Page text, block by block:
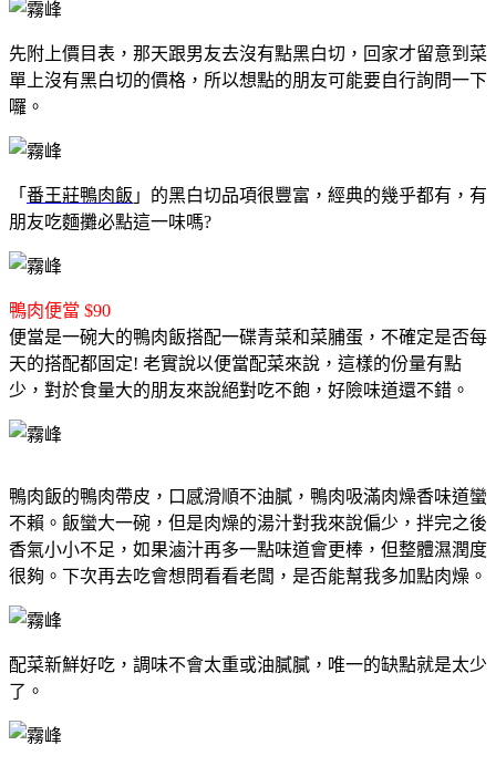
先附上價目表，那天跟男友去沒有點黑白切，回家才留意到菜
單上沒有黑白切的價格，所以想點的朋友可能要自行詢問一下
囉。
「 番王莊鴨肉飯 」的黑白切品項很豐富，經典的幾乎都有，有
朋友吃麵攤必點這一味嗎?
鴨肉便當 $90
便當是一碗大的鴨肉飯搭配一碟青菜和菜脯蛋，不確定是否每
天的搭配都固定! 老實說以便當配菜來說，這樣的份量有點
少，對於食量大的朋友來說絕對吃不飽，好險味道還不錯。
鴨肉飯的鴨肉帶皮，口感滑順不油膩，鴨肉吸滿肉燥香味道蠻
不賴。飯蠻大一碗，但是肉燥的湯汁對我來說偏少，拌完之後
香氣小小不足，如果滷汁再多一點味道會更棒，但整體濕潤度
很夠。下次再去吃會想問看看老闆，是否能幫我多加點肉燥。
配菜新鮮好吃，調味不會太重或油膩膩，唯一的缺點就是太少
了。